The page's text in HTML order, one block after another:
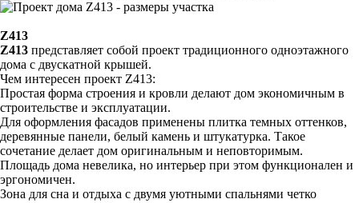
Z413
Z413 представляет собой проект традиционного одноэтажного
дома с двускатной крышей.
Чем интересен проект Z413:
Простая форма строения и кровли делают дом экономичным в
строительстве и эксплуатации.
Для оформления фасадов применены плитка темных оттенков,
деревянные панели, белый камень и штукатурка. Такое
сочетание делает дом оригинальным и неповторимым.
Площадь дома невелика, но интерьер при этом функционален и
эргономичен.
Зона для сна и отдыха с двумя уютными спальнями четко